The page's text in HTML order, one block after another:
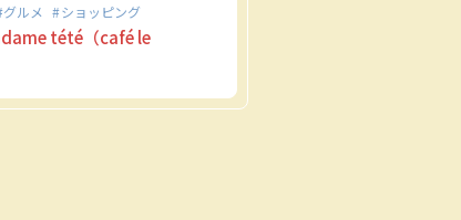
グルメ ショッピング
tété（café le